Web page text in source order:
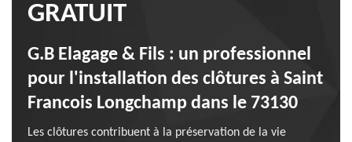
GRATUIT
G.B Elagage & Fils : un professionnel
pour l'installation des clôtures à Saint
Francois Longchamp dans le 73130
Les clôtures contribuent à la préservation de la vie